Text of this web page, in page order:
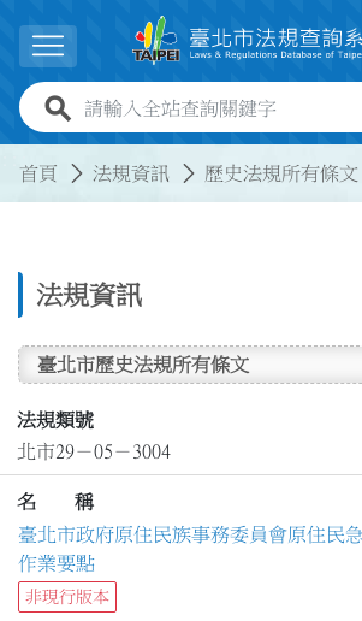
展開選單
全站查詢關鍵字欄位
首頁 法規資訊 歷史法規所有條文
法規資訊
臺北市歷史法規所有條文
法規類號
北市29－05－3004
名 稱
臺北市政府原住民族事務委員會原住民
作業要點
非現行版本